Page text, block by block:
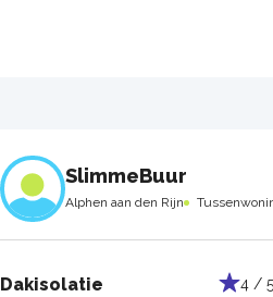
SlimmeBuur
Alphen aan den Rijn
Dakisolatie
4 / 5